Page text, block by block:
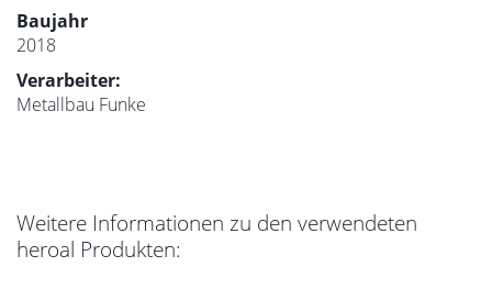
Baujahr
2018
Verarbeiter:
Metallbau Funke
Weitere Informationen zu den verwendeten
heroal Produkten: